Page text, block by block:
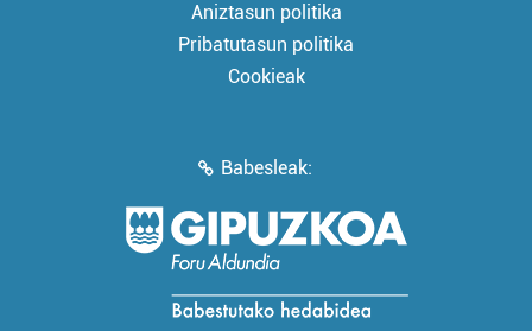
Aniztasun politika
Pribatutasun politika
Cookieak
Babesleak: